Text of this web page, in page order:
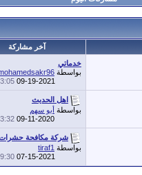
آخر مشاركة
خدماتي
بواسطة
09-19-2021
AM
اهل الحديث
بواسطة أبو سهم
09-11-2020
AM
شركة مكافحة حشرات
بواسطة tiraf1
07-15-2021
PM